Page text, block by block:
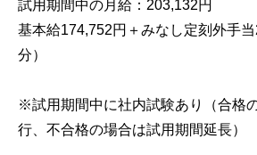
試用期間中の月給：203,132円
基本給174,752円＋みなし定刻外手
分）
※試用期間中に社内試験あり（合格
行、不合格の場合は試用期間延長）